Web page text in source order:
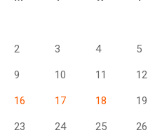
2 3 4 5
9 10 11 12
16 17 18 19
23 24 25 26